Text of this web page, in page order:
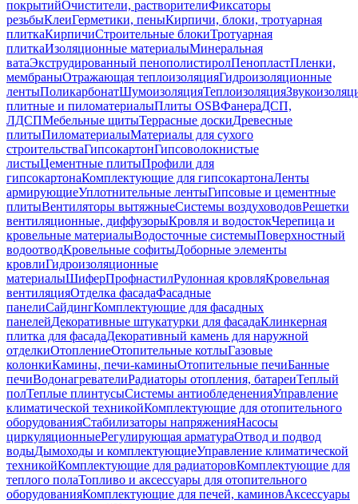
покрытийОчистители, растворителиФиксаторы
резьбыКлеиГерметики, пеныКирпичи, блоки, тротуарная
плиткаКирпичиСтроительные блокиТротуарная
плиткаИзоляционные материалыМинеральная
ватаЭкструдированный пенополистиролПенопластПленки,
мембраныОтражающая теплоизоляцияГидроизоляционные
лентыПоликарбонатШумоизоляцияТеплоизоляция
плитные и пиломатериалыПлиты OSBФанераДСП,
ЛДСПМебельные щитыТеррасные доскиДревесные
плитыПиломатериалыМатериалы для сухого
строительстваГипсокартонГипсоволокнистые
листыЦементные плитыПрофили для
гипсокартонаКомплектующие для гипсокартонаЛенты
армирующиеУплотнительные лентыГипсовые и цементные
плитыВентиляторы вытяжныеСистемы воздуховодовРешетки
вентиляционные, диффузорыКровля и водостокЧерепица и
кровельные материалыВодосточные системыПоверхностный
водоотводКровельные софитыДоборные элементы
кровлиГидроизоляционные
материалыШиферПрофнастилРулонная кровляКровельная
вентиляцияОтделка фасадаФасадные
панелиСайдингКомплектующие для фасадных
панелейДекоративные штукатурки для фасадаКлинкерная
плитка для фасадаДекоративный камень для наружной
отделкиОтоплениеОтопительные котлыГазовые
колонкиКамины, печи-каминыОтопительные печиБанные
печиВодонагревателиРадиаторы отопления, батареиТеплый
полТеплые плинтусыСистемы антиобледененияУправление
климатической техникойКомплектующие для отопительного
оборудованияСтабилизаторы напряженияНасосы
циркуляционныеРегулирующая арматураОтвод и подвод
водыДымоходы и комплектующиеУправление климатической
техникойКомплектующие для радиаторовКомплектующие для
теплого полаТопливо и аксессуары для отопительного
оборудованияКомплектующие для печей, каминовАксессуары